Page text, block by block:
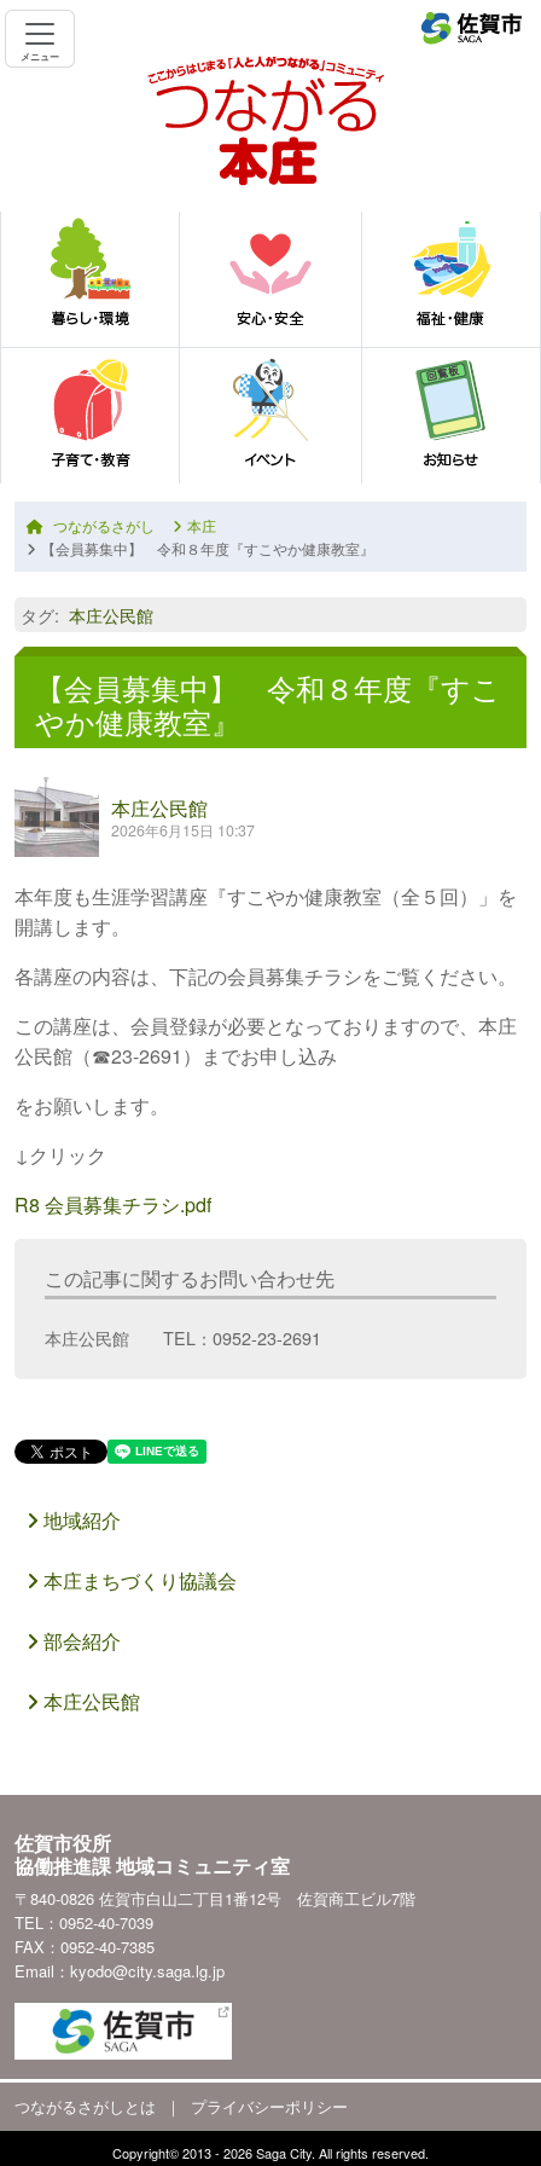
メニュー
つながるさがし
本庄
【会員募集中】 令和８年度『すこやか健康教室』
タグ: 本庄公民館
【会員募集中】 令和８年度『すこ
やか健康教室』
本庄公民館
2026年6月15日 10:37
本年度も生涯学習講座『すこやか健康教室（全５回）」を
開講します。
各講座の内容は、下記の会員募集チラシをご覧ください。
この講座は、会員登録が必要となっておりますので、本庄
公民館（☎23-2691）までお申し込み
をお願いします。
↓クリック
R8 会員募集チラシ.pdf
この記事に関するお問い合わせ先
本庄公民館 TEL：0952-23-2691
地域紹介
本庄まちづくり協議会
部会紹介
本庄公民館
佐賀市役所
協働推進課 地域コミュニティ室
〒840-0826 佐賀市白山二丁目1番12号 佐賀商工ビル7階
TEL：0952-40-7039
FAX：0952-40-7385
Email：kyodo@city.saga.lg.jp
つながるさがしとは ｜ プライバシーポリシー
Copyright© 2013 - 2026 Saga City. All rights reserved.